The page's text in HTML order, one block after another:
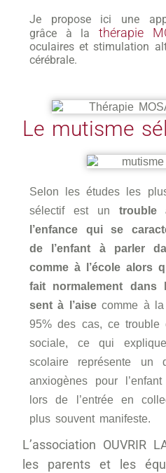
Je propose ici une
grâce à la thérapie
oculaires et stimulation
cérébrale.
Le mutisme
Selon les études les
sélectif est un trouble
l’enfance qui se
de l’enfant à parler
comme à l’école alors
fait normalement
sent à l’aisecomme à la
95% des cas, ce trouble
sociale, ce qui
scolaire représente un
anxiogènes pour
lors de l’entrée en
plus souvent manifeste.
L’association OUVRIR
les parents et les